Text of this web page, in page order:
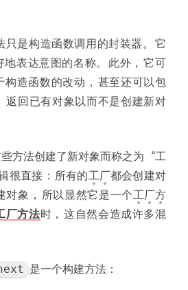
只是构造函数调用的封装器。
它
地表达意图的名称。 此外 ， 它可
构造函数的改动
甚至还可以包
返回已有对象以而不是创建新对
方法创建了新对象而称之为 “工
很直接 所有的工厂都会创建对
对象 所以显然它是一个工厂方
厂方法时 ， 这自然会造成许多混
是一个构建方法：